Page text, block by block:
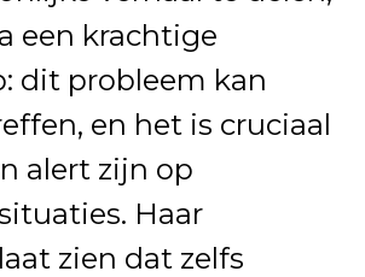
een krachtige
dit probleem kan
en het is cruciaal
alert zijn op
Haar
zien dat zelfs